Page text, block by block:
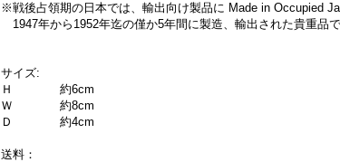
※戦後占領期の日本では、輸出向け製品に Made in Occupied
1947年から1952年迄の僅か5年間に製造、輸出された貴重品で
サイズ:
Ｈ 約6cm
Ｗ 約8cm
Ｄ 約4cm
送料：